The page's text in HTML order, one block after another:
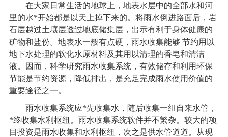
在大家日常生活的地球上，地表水层中的全部水和河
里的水*开始都是以天上掉下来的。将雨水倒进路面后，岩
石层越过土壤层透过地底储集层，出示有利于身体健康的
矿物和盐份。地表水一般有点硬，雨水收集能够 节约用以
地下水处理的软化水原材料及其用以清理的香皂和清洁
液。因而，科学研究雨水收集系统，有效储存和利用环保
节能是节约资源，降低排出，是充足完成雨水使用价值的
重要途径之一。
雨水收集系统应*先收集水，随后收集一组自来水管，
*终收集水利枢纽。 雨水收集系统软件并不繁杂。较大的项
目投资是雨水收集和水利枢纽，次之是供水管道道。从现